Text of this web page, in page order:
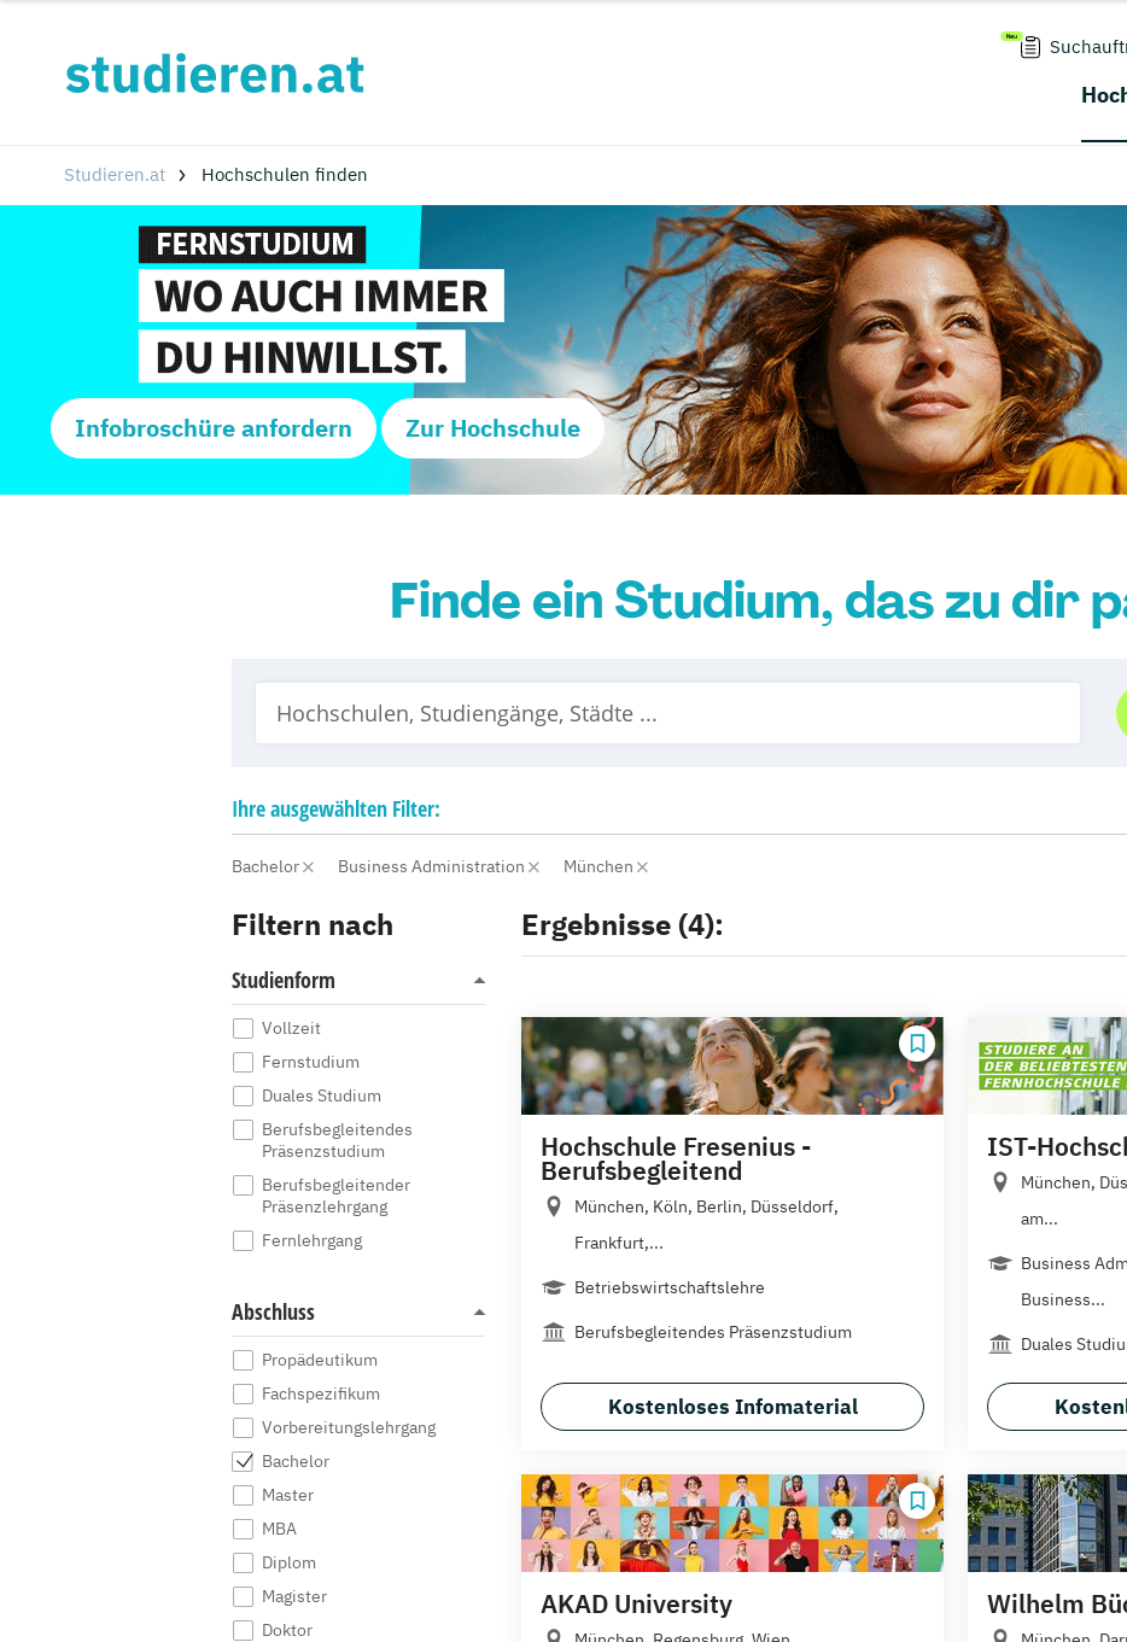
Studieren.at Hochschulen finden
Infobroschüre anfordern Zur Hochschule
Finde ein Studium, das zu dir
Ihreausgewählten Filter:
Bachelor Business Administration München
Filtern nach
Studienform
Vollzeit
Fernstudium
Duales Studium
Berufsbegleitendes
Präsenzstudium
Berufsbegleitender
Präsenzlehrgang
Fernlehrgang
Abschluss
Propädeutikum
Fachspezifikum
Vorbereitungslehrgang
Bachelor
Master
MBA
Diplom
Magister
Doktor
Ergebnisse (4):
Hochschule Fresenius -
Berufsbegleitend
München, Köln, Berlin, Düsseldorf,
Frankfurt,...
Betriebswirtschaftslehre
Berufsbegleitendes Präsenzstudium
Kostenloses Infomaterial
IST-
München,
am...
Business
Business...
Duales
AKAD University Wilhelm